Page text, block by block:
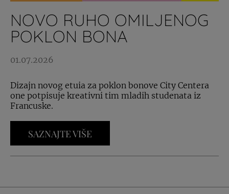
NOVO RUHO OMILJENOG
POKLON BONA
01.07.2026
Dizajn novog etuia za poklon bonove City Centera
one potpisuje kreativni tim mladih studenata iz
Francuske.
SAZNAJTE VIŠE